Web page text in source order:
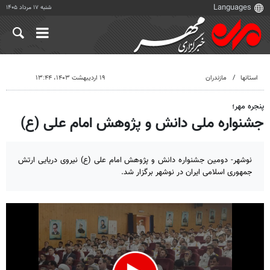
شنبه ۱۷ مرداد ۱۴۰۵
استانها مازندران ۱۹ اردیبهشت ۱۴۰۳، ۱۳:۴۴
پنجره مهر؛
جشنواره ملی دانش و پژوهش امام علی (ع)
نوشهر- دومین جشنواره دانش و پژوهش امام علی (ع) نیروی دریایی ارتش
جمهوری اسلامی ایران در نوشهر برگزار شد.